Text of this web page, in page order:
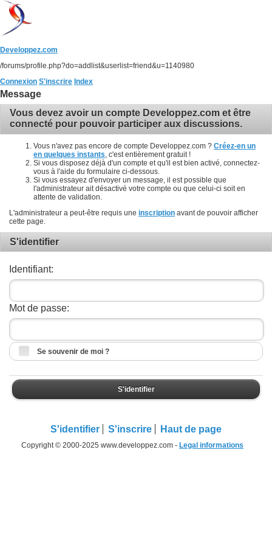
Developpez.com
/forums/profile.php?do=addlist&userlist=friend&u=1140980
Connexion S'inscrire Index
Message
Vous devez avoir un compte Developpez.com et être
connecté pour pouvoir participer aux discussions.
Vous n'avez pas encore de compte Developpez.com ? Créez-en un
en quelques instants , c'est entièrement gratuit !
Si vous disposez déjà d'un compte et qu'il est bien activé, connectez-
vous à l'aide du formulaire ci-dessous.
Si vous essayez d'envoyer un message, il est possible que
l'administrateur ait désactivé votre compte ou que celui-ci soit en
attente de validation.
L'administrateur a peut-être requis une inscription avant de pouvoir afficher
cette page.
S'identifier
Identifiant:
Mot de passe:
Se souvenir de moi ?
S'identifier
S'identifier S'inscrire Haut de page
Copyright © 2000-2025 www.developpez.com - Legal informations